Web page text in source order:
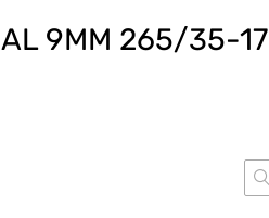
9MM 265/35-17